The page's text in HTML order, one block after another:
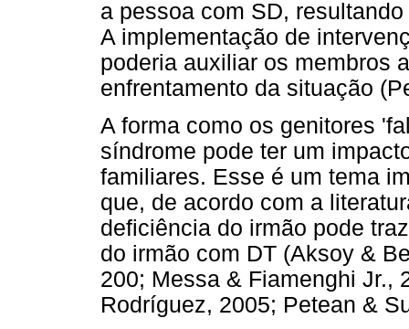
a pessoa com SD,
A implementação de
poderia auxiliar os membros
enfrentamento da situação
A forma como os genitores
síndrome pode ter um
familiares. Esse é um tema
que, de acordo com a
deficiência do irmão pode
do irmão com DT (Aksoy &
200; Messa & Fiamenghi Jr.,
Rodríguez, 2005; Petean &